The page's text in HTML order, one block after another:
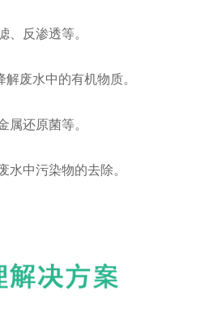
反渗透等。
废水中的有机物质。
还原菌等。
中污染物的去除。